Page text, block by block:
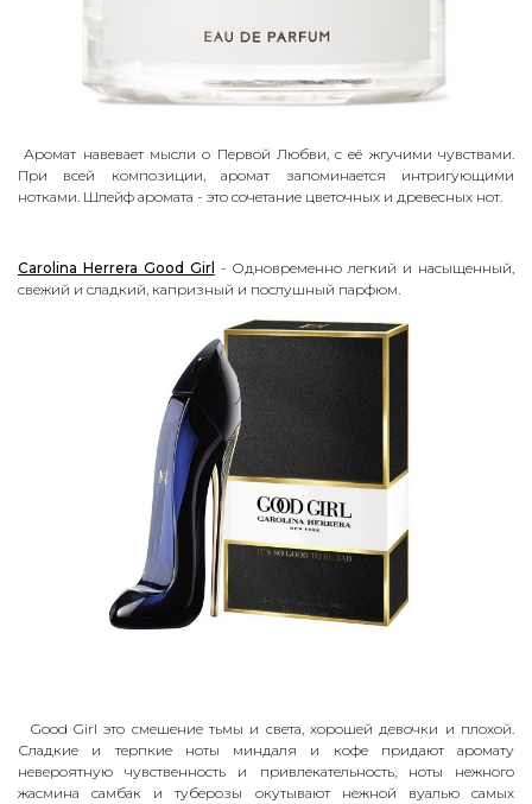
Аромат навевает мысли о Первой Любви, с её жгучими чувствами.
При всей композиции, аромат запоминается интригующими
нотками. Шлейф аромата - это сочетание цветочных и древесных нот.
Carolina Herrera Good Girl - Одновременно легкий и насыщенный,
свежий и сладкий, капризный и послушный парфюм.
Good Girl это смешение тьмы и света, хорошей девочки и плохой.
Сладкие и терпкие ноты миндаля и кофе придают аромату
невероятную чувственность и привлекательность, ноты нежного
жасмина самбак и туберозы окутывают нежной вуалью самых